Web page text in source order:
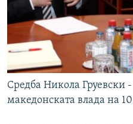
Средба Никола Груевски
македонската влада на